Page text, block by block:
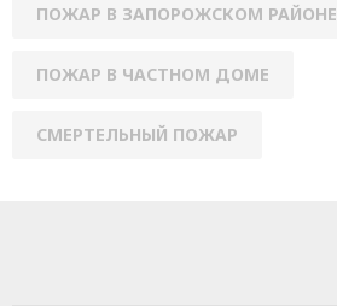
ПОЖАР В ЗАПОРОЖСКОМ РАЙОНЕ
ПОЖАР В ЧАСТНОМ ДОМЕ
СМЕРТЕЛЬНЫЙ ПОЖАР